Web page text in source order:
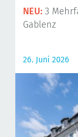
NEU: 3
Gablenz
26. Juni 2026